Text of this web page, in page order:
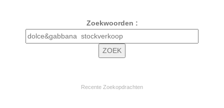
Zoekwoorden :
Recente Zoekopdrachten